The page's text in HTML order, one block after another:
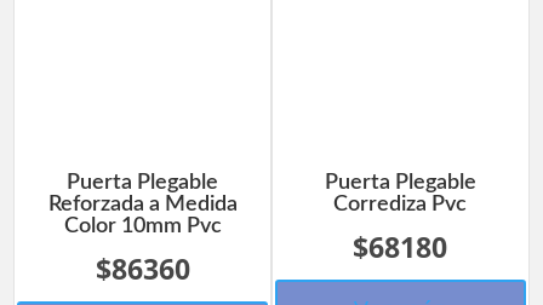
Puerta Plegable
Reforzada a Medida
Color 10mm Pvc
$86360
Puerta Plegable
Corrediza Pvc
$68180